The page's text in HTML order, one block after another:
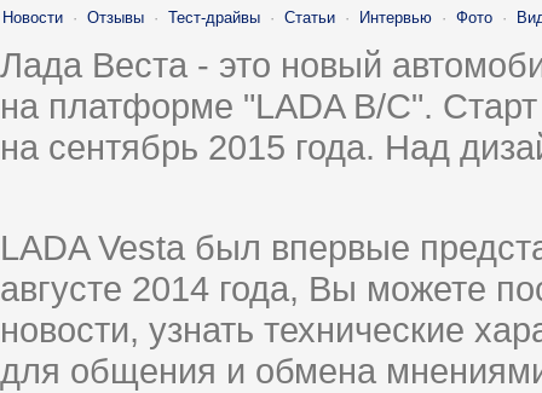
Новости · Отзывы · Тест-драйвы · Статьи · Интервью · Фото ·
Лада Веста - это новый
на платформе "LADA B/C".
на сентябрь 2015 года. Над
LADA Vesta был впервые
августе 2014 года, Вы можете
новости, узнать технические
для общения и обмена